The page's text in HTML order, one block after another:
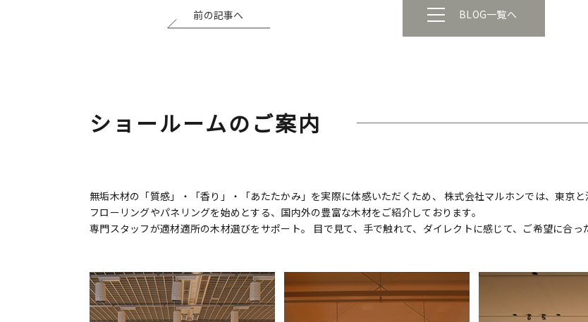
前の記事へ BLOG一覧へ
ショールームのご案内
無垢木材の「質感」・「香り」・「あたたかみ」を実際に体感いただくため、 株式会社マルホンでは、東京
フローリングやパネリングを始めとする、国内外の豊富な木材をご紹介しております。
専門スタッフが適材適所の木材選びをサポート。 目で見て、手で触れて、ダイレクトに感じて、ご希望に合っ